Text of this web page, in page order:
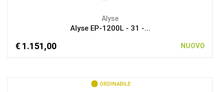
Alyse
Alyse EP-1200L - 31 -...
€ 1.151,00 NUOVO
ORDINABILE